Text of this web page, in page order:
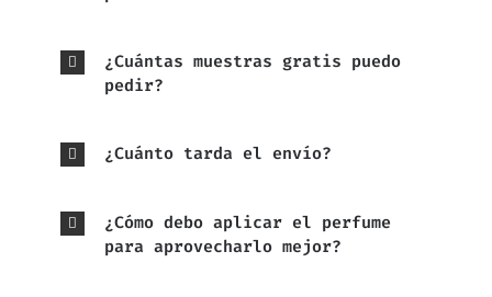
¿Cuántas muestras gratis puedo
pedir?
¿Cuánto tarda el envío?
¿Cómo debo aplicar el perfume
para aprovecharlo mejor?